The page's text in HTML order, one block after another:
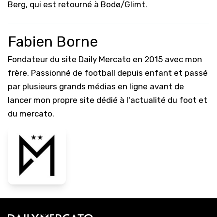
Berg, qui est retourné à Bodø/Glimt.
Fabien Borne
Fondateur du site Daily Mercato en 2015 avec mon
frère. Passionné de football depuis enfant et passé
par plusieurs grands médias en ligne avant de
lancer mon propre site dédié à l'actualité du foot et
du mercato.